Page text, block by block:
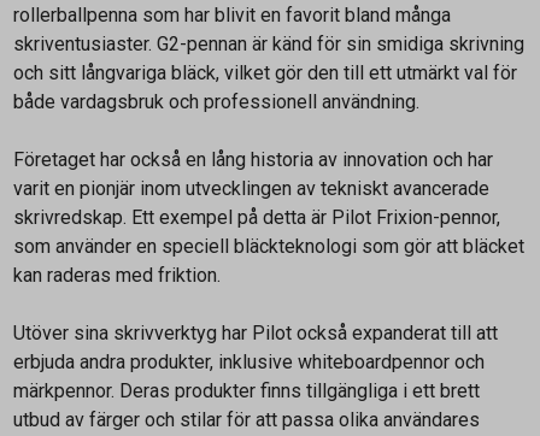
rollerballpenna som har blivit en favorit bland många
skriventusiaster. G2-pennan är känd för sin smidiga skrivning
och sitt långvariga bläck, vilket gör den till ett utmärkt val för
både vardagsbruk och professionell användning.
Företaget har också en lång historia av innovation och har
varit en pionjär inom utvecklingen av tekniskt avancerade
skrivredskap. Ett exempel på detta är Pilot Frixion-pennor,
som använder en speciell bläckteknologi som gör att bläcket
kan raderas med friktion.
Utöver sina skrivverktyg har Pilot också expanderat till att
erbjuda andra produkter, inklusive whiteboardpennor och
märkpennor. Deras produkter finns tillgängliga i ett brett
utbud av färger och stilar för att passa olika användares